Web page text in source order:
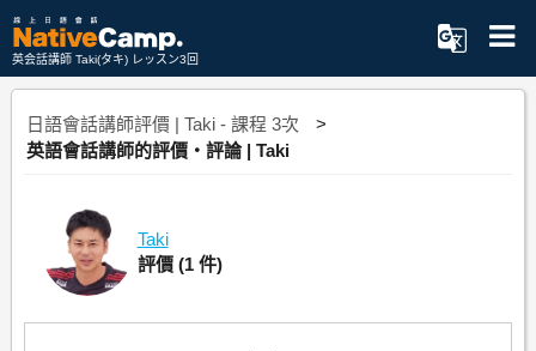
英会話講師 Taki(タキ) レッスン3回
日語會話講師評價 | Taki - 課程 3次
英語會話講師的評價・評論 | Taki
Taki
評價 (1 件)